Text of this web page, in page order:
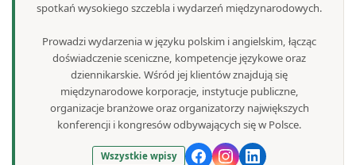
spotkań wysokiego szczebla i wydarzeń międzynarodowych.
Prowadzi wydarzenia w języku polskim i angielskim, łącząc
doświadczenie sceniczne, kompetencje językowe oraz
dziennikarskie. Wśród jej klientów znajdują się
międzynarodowe korporacje, instytucje publiczne,
organizacje branżowe oraz organizatorzy największych
konferencji i kongresów odbywających się w Polsce.
Wszystkie wpisy